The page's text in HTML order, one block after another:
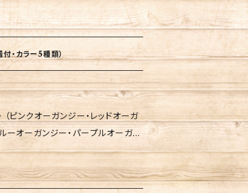
★長期間ご使用されると、色が退色
。その際は、表面を削って再度ご使
をドバイの老舗生産者から特別に
方へのプレゼントにも喜ばれていま
ーがあります。どちらかのお色を
送料別）にて、イエロー・ホワイ
ピンク・レッド・グリーン・ブル
・送料別）にて、イエロー.
る場所等に置きますと、退色し
意ください。 ★長期間ご使用され
・カラー5種類）
クオーガンジー・レッドオーガ
ーオーガンジー・パープルオーガン
ーガンジーに入った、香りのダイ
の最高級香りのダイヤモンドをドバ
が幸せを運ぶとも